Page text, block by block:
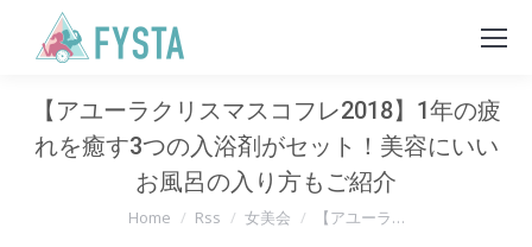
【アユーラクリスマスコフレ2018】1年の疲
れを癒す3つの入浴剤がセット！美容にいい
お風呂の入り方もご紹介
You are here:
Home Rss 女美会 【アユーラ…